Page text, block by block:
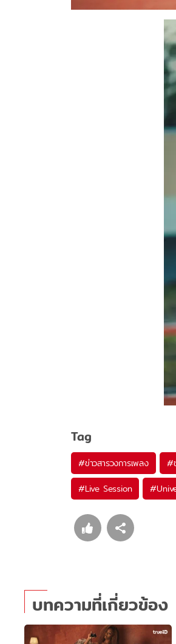
Tag
#ข่าวสารวงการเพลง #
#Live Session #
บทความที่เกี่ยวข้อง